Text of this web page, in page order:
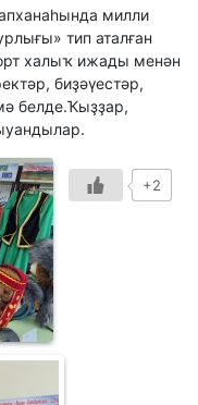
милли
тип аталған
халыҡ ижады менән
биҙәүестәр,
белде.Ҡыҙҙар,
+2